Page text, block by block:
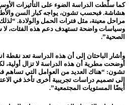
كما سلّطت الدراسة الضوء على التأثيرات الأوسع
هشاشة. فبحسب تشون، يواجه كبار السن
مراحل معينة، مثل فترات الحمل والولادة.
وسياسات واضحة تستهدف دعم هذه الفئات، لا
الصحية”.
وأشار الباحثان إلى أن هذه الدراسة تعد نقطة
أوضحت مطرية أن هذه الدراسة لا تزال أولية،
تشون: “هناك العديد من العوامل التي تساهم
إلى تصميم دراسات تجريبية أخرى تأخذ في
أيضًا المستويات المجتمعية”.